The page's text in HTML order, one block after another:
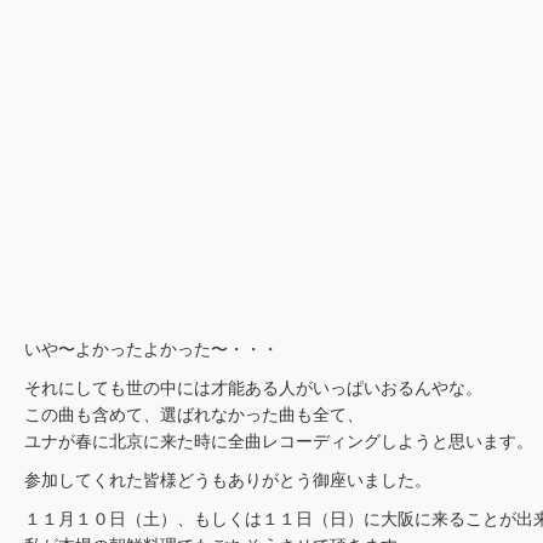
いや〜よかったよかった〜・・・
それにしても世の中には才能ある人がいっぱいおるんやな。
この曲も含めて、選ばれなかった曲も全て、
ユナが春に北京に来た時に全曲レコーディングしようと思います。
参加してくれた皆様どうもありがとう御座いました。
１１月１０日（土）、もしくは１１日（日）に大阪に来ることが出